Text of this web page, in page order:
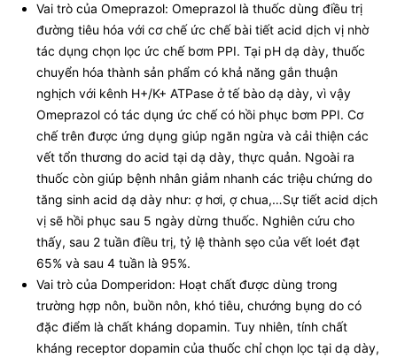
Vai trò của Omeprazol: Omeprazol là thuốc dùng điều trị
đường tiêu hóa với cơ chế ức chế bài tiết acid dịch vị nhờ
tác dụng chọn lọc ức chế bơm PPI. Tại pH dạ dày, thuốc
chuyển hóa thành sản phẩm có khả năng gắn thuận
nghịch với kênh H+/K+ ATPase ở tế bào dạ dày, vì vậy
Omeprazol có tác dụng ức chế có hồi phục bơm PPI. Cơ
chế trên được ứng dụng giúp ngăn ngừa và cải thiện các
vết tổn thương do acid tại dạ dày, thực quản. Ngoài ra
thuốc còn giúp bệnh nhân giảm nhanh các triệu chứng do
tăng sinh acid dạ dày như: ợ hơi, ợ chua,…Sự tiết acid dịch
vị sẽ hồi phục sau 5 ngày dừng thuốc. Nghiên cứu cho
thấy, sau 2 tuần điều trị, tỷ lệ thành sẹo của vết loét đạt
65% và sau 4 tuần là 95%.
Vai trò của Domperidon: Hoạt chất được dùng trong
trường hợp nôn, buồn nôn, khó tiêu, chướng bụng do có
đặc điểm là chất kháng dopamin. Tuy nhiên, tính chất
kháng receptor dopamin của thuốc chỉ chọn lọc tại dạ dày,